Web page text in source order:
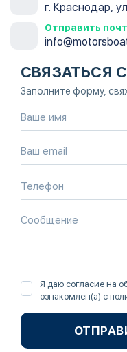
г. Краснодар,
Отправить
СВЯЗАТЬСЯ
Заполните форму,
Я даю согласие на
ознакомлен(а) с